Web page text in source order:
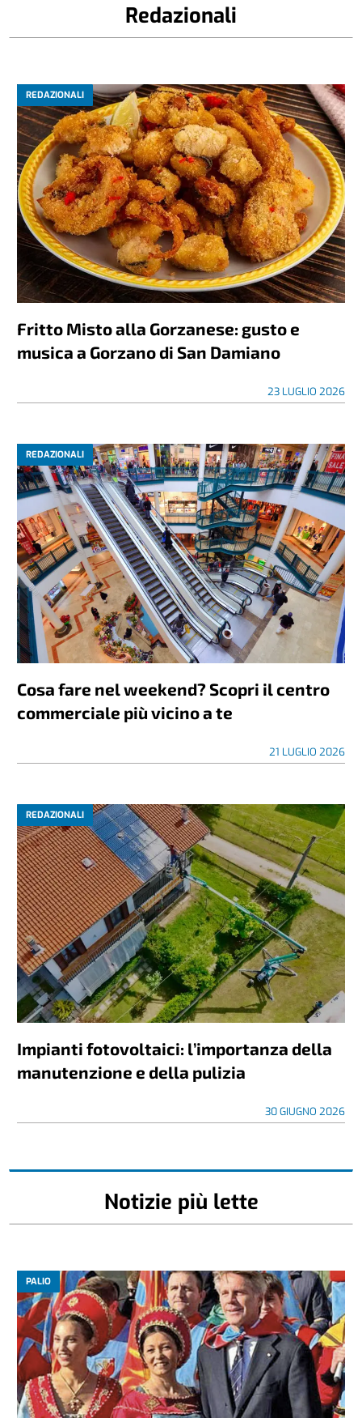
Redazionali
REDAZIONALI
Fritto Misto alla Gorzanese: gusto e
musica a Gorzano di San Damiano
23 LUGLIO 2026
REDAZIONALI
Cosa fare nel weekend? Scopri il centro
commerciale più vicino a te
21 LUGLIO 2026
REDAZIONALI
Impianti fotovoltaici: l’importanza della
manutenzione e della pulizia
30 GIUGNO 2026
Notizie più lette
PALIO